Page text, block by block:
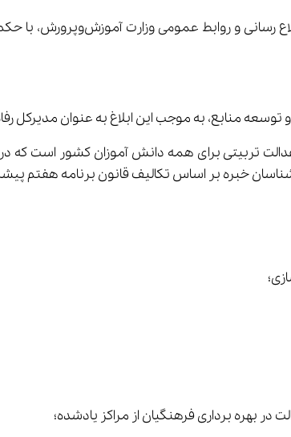
به نقل از مرکز اطلاع رسانی و
منابع، به موجب این ابلاغ به عنوان مدیرکل رفاه
تربیتی برای همه دانش آموزان کشور است که
خبره بر اساس تکالیف قانون برنامه
بهره برداری فرهنگیان از مراکز یادشده؛